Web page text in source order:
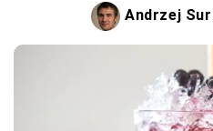
Andrzej